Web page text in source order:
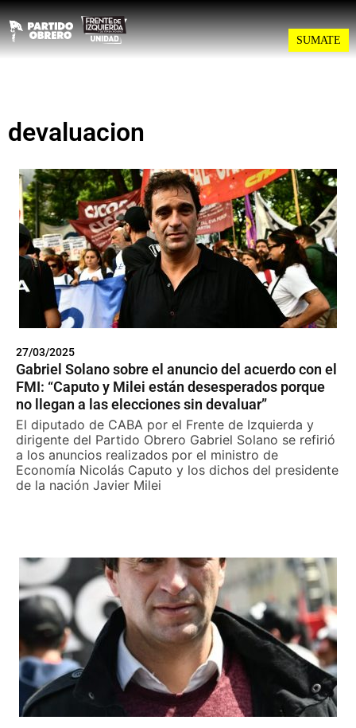
SUMATE
devaluacion
27/03/2025
Gabriel Solano sobre el anuncio del acuerdo con el
FMI: “Caputo y Milei están desesperados porque
no llegan a las elecciones sin devaluar”
El diputado de CABA por el Frente de Izquierda y
dirigente del Partido Obrero Gabriel Solano se refirió
a los anuncios realizados por el ministro de
Economía Nicolás Caputo y los dichos del presidente
de la nación Javier Milei